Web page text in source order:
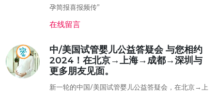
孕简报喜报频传”
在线留言
中/美国试管婴儿公益答疑会 与您相约
2024！在北京→上海→成都→深圳与
更多朋友见面。
新一轮的中国/美国试管婴儿公益答疑会，在北京→上